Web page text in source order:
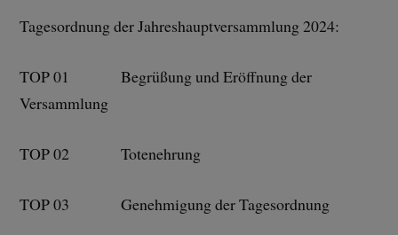
Tagesordnung der Jahreshauptversammlung 2024:
TOP 01 Begrüßung und Eröffnung der
Versammlung
TOP 02 Totenehrung
TOP 03 Genehmigung der Tagesordnung